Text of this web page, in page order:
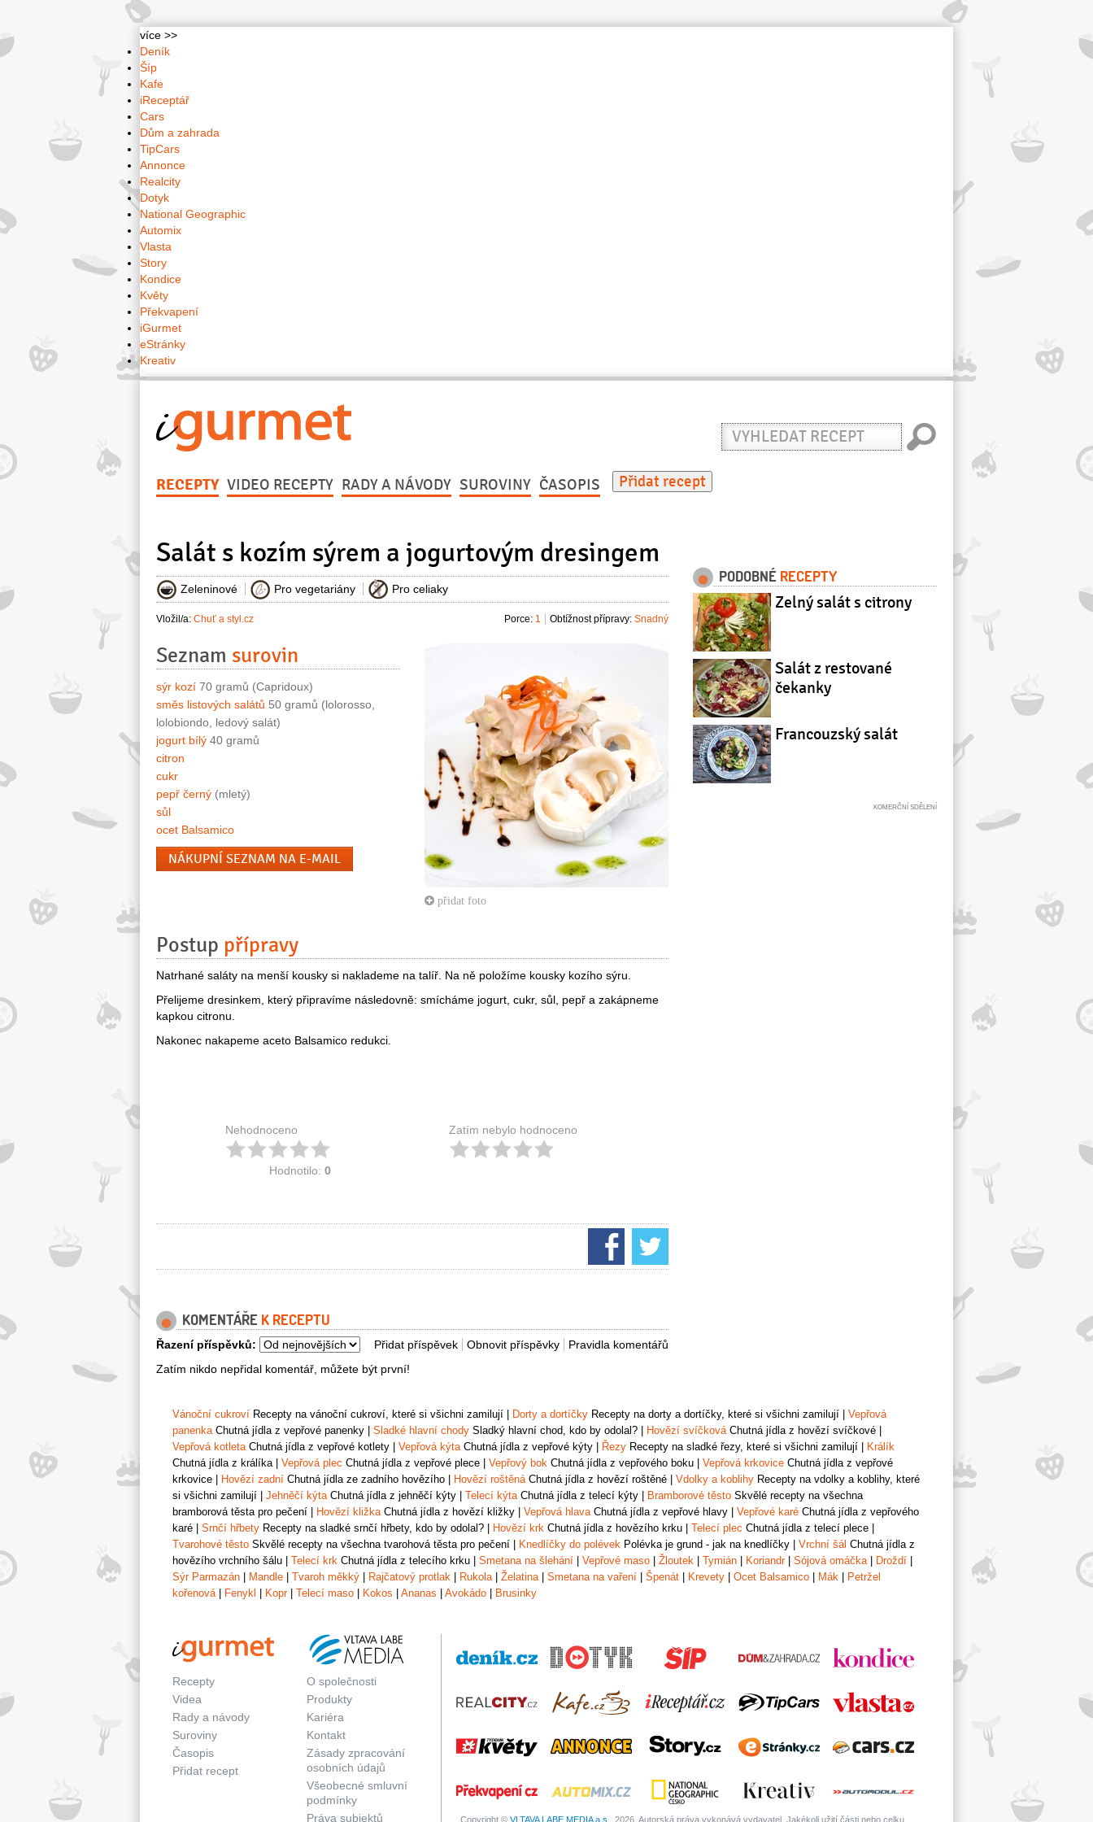
více >>
Deník
Šíp
Kafe
iReceptář
Cars
Dům a zahrada
TipCars
Annonce
Realcity
Dotyk
National Geographic
Automix
Vlasta
Story
Kondice
Květy
Překvapení
iGurmet
eStránky
Kreativ
Vyhledat
recept
RECEPTY VIDEO RECEPTY RADY A NÁVODY SUROVINY ČASOPIS Přidat recept
Salát s kozím sýrem a jogurtovým dresingem
Zeleninové Pro vegetariány Pro celiaky
Vložil/a: Chuť a styl.cz Obtížnost přípravy: Snadný
Porce: 1
přidat foto
Seznam surovin
sýr kozí 70 gramů (Capridoux)
směs listových salátů 50 gramů (lolorosso,
lolobiondo, ledový salát)
jogurt bílý 40 gramů
citron
cukr
pepř černý (mletý)
sůl
ocet Balsamico
NÁKUPNÍ SEZNAM NA E-MAIL
Postup přípravy
Natrhané saláty na menší kousky si naklademe na talíř. Na ně položíme kousky kozího sýru.
Přelijeme dresinkem, který připravíme následovně: smícháme jogurt, cukr, sůl, pepř a zakápneme
kapkou citronu.
Nakonec nakapeme aceto Balsamico redukci.
Nehodnoceno
Hodnotilo: 0
Zatím nebylo hodnoceno
KOMENTÁŘE K RECEPTU
Pravidla komentářů
Obnovit příspěvky
Přidat příspěvek
Řazení příspěvků:
Zatím nikdo nepřidal komentář, můžete být první!
PODOBNÉ RECEPTY
Zelný salát s citrony
Salát z restované
čekanky
Francouzský salát
Vánoční cukroví Recepty na vánoční cukroví, které si všichni zamilují Dorty a dortíčky Recepty na dorty a dortíčky, které si všichni zamilují
Vepřová
panenkaChutná jídla z vepřové panenky Sladké hlavní chody Sladký hlavní chod, kdo by odolal? Hovězí svíčkováChutná jídla z hovězí svíčkové
Vepřová kotletaChutná jídla z vepřové kotlety Vepřová kýtaChutná jídla z vepřové kýty Řezy Recepty na sladké řezy, které si všichni zamilují
Králík
Chutná jídla z králíka| Vepřová plec Chutná jídla z vepřové plece Vepřový bok Chutná jídla z vepřového boku Vepřová krkovice Chutná jídla z vepřové
krkovice
Hovězí zadní Chutná jídla ze zadního hovězího Hovězí roštěnáChutná jídla z hovězí roštěné Vdolky a koblihy Recepty na vdolky a koblihy, které
si všichni zamilují
Jehněčí kýtaChutná jídla z jehněčí kýty Telecí kýtaChutná jídla z telecí kýty Bramborové těsto Skvělé recepty na všechna
bramborová těsta pro pečení
Hovězí kližkaChutná jídla z hovězí kližky Vepřová hlavaChutná jídla z vepřové hlavy Vepřové karé Chutná jídla z vepřového
karé
Srnčí hřbety Recepty na sladké srnčí hřbety, kdo by odolal? Hovězí krk Chutná jídla z hovězího krku Telecí plec Chutná jídla z telecí plece
Tvarohové těsto Skvělé recepty na všechna tvarohová těsta pro pečení Knedlíčky do polévek Polévka je grund - jak na knedlíčky Vrchní šál Chutná jídla z
hovězího vrchního šálu
Telecí krk Chutná jídla z telecího krku Smetana na šlehání Vepřové maso Žloutek Tymián Koriandr| Sójová omáčka| Droždí
Sýr Parmazán
Mandle Tvaroh měkký Rajčatový protlak Rukola| Želatina| Smetana na vaření Špenát Krevety Ocet Balsamico Mák
Petržel
kořenová| Fenykl Kopr| Telecí maso Kokos Ananas Avokádo Brusinky
Recepty
Videa
Rady a návody
Suroviny
Časopis
Přidat recept
O společnosti
Produkty
Kariéra
Kontakt
Zásady zpracování
osobních údajů
Všeobecné smluvní
podmínky
Práva subjektů
Copyright © VLTAVA LABE MEDIA a.s., 2026. Autorská práva vykonává vydavatel. Jakékoli užití části nebo celku,